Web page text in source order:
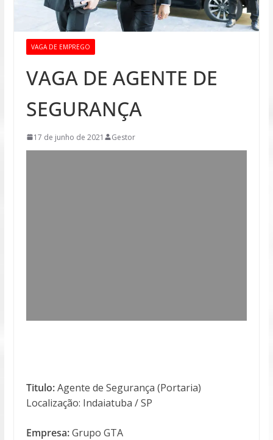
VAGA DE EMPREGO
VAGA DE AGENTE DE
SEGURANÇA
17 de junho de 2021 Gestor
Titulo:Agente de Segurança (Portaria)
Localização: Indaiatuba / SP
Empresa:Grupo GTA